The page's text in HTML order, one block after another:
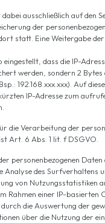
ausschließlich auf den
der
statt. Eine Weitergabe
eingestellt, dass die IP-
werden, sondern 2 Bytes
192.168.xxx.xxx). Auf
IP-Adresse zum
die Verarbeitung der
Art. 6 Abs. 1 lit. f DSGVO.
personenbezogenen
Analyse des Surfverhaltens
von Nutzungsstatistiken
Rahmen einer IP-basierten
die Auswertung der
über die Nutzung der